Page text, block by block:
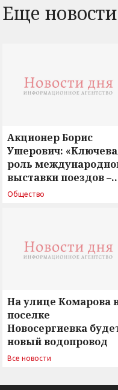
Еще новости
Акционер Борис
Ушерович:
роль
выставки поездов –
поиск ответов на
Общество
На улице Комарова
поселке
Новосергиевка
новый водопровод
Все новости